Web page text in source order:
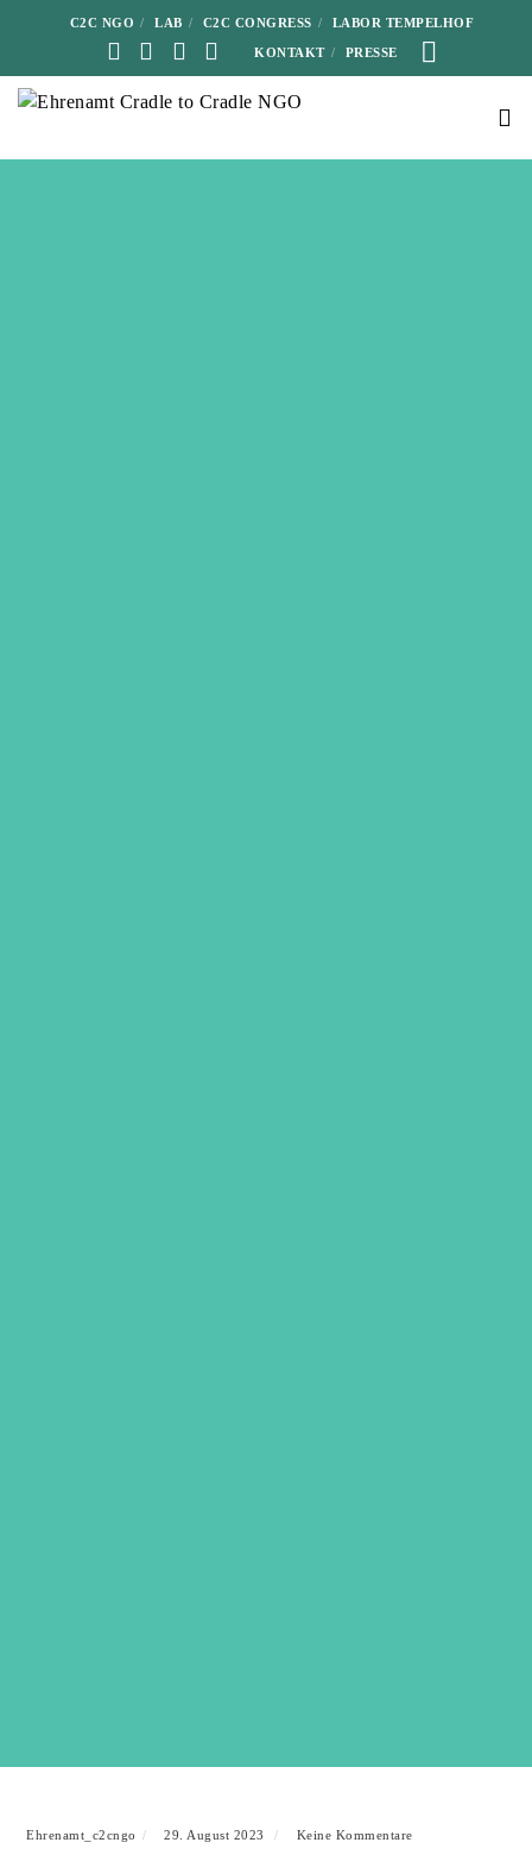
C2C NGO LAB C2C CONGRESS LABOR TEMPELHOF
KONTAKT PRESSE
Ehrenamt_c2cngo 29. August 2023 Keine Kommentare